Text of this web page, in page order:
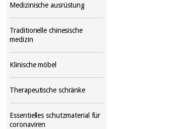
Medizinische ausrüstung
Traditionelle chinesische
medizin
Klinische möbel
Therapeutische schränke
Essentielles schutzmaterial für
coronaviren